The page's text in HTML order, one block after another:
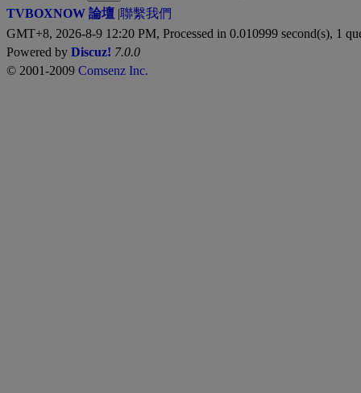
TVBOXNOW 論壇 |聯繫我們
GMT+8, 2026-8-9 12:20 PM, Processed in 0.010999 second(s), 1
Powered by Discuz! 7.0.0
© 2001-2009 Comsenz Inc.